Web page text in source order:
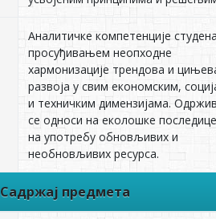
Аналитичке компетенције
просуђивањем неопходне
хармонизације трендова и
развоја у свим економским,
и техничким димензијама.
се односи на еколошке
на употребу обновљивих и
необновљивих ресурса.
Садржај предмета